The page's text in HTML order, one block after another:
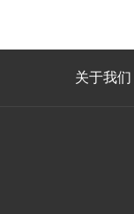
关于我们